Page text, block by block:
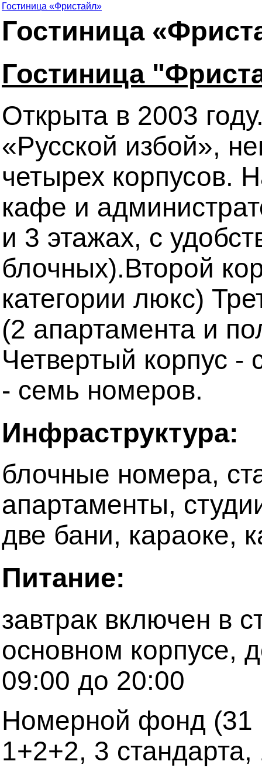
Гостиница «Фристайл»
Гостиница
Гостиница
Открыта в 2003
«Русской избой»,
четырех корпусов.
кафе и
и 3 этажах, с
блочных).Второй
категории люкс)
(2 апартамента и
Четвертый корпус -
- семь номеров.
Инфраструктура:
блочные номера,
апартаменты,
две бани, караоке,
Питание:
завтрак включен в
основном корпусе,
09:00 до 20:00
Номерной фонд (31
1+2+2, 3